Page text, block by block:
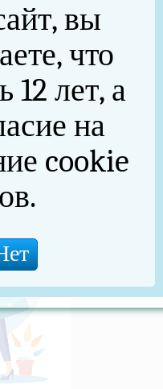
вы
что
12 лет, а
на
cookie